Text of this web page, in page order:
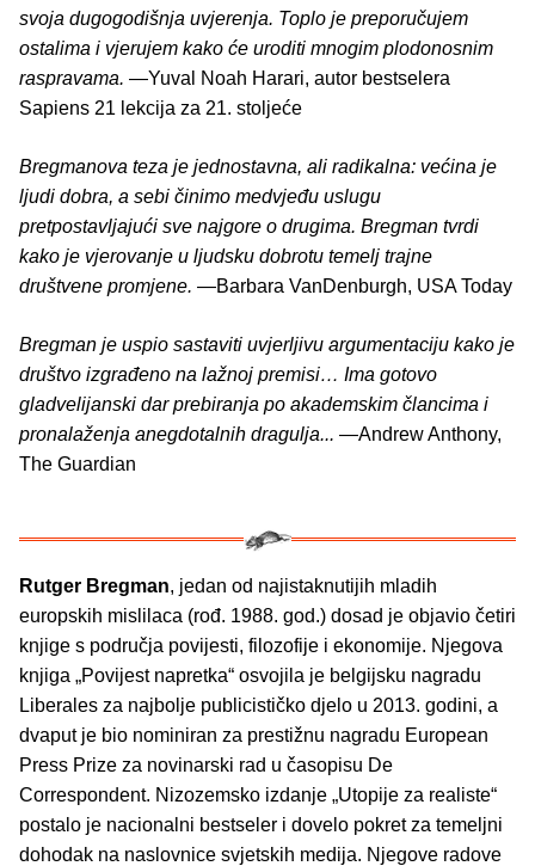
svoja dugogodišnja uvjerenja. Toplo je preporučujem
ostalima i vjerujem kako će uroditi mnogim plodonosnim
raspravama. ―Yuval Noah Harari, autor bestselera
Sapiens 21 lekcija za 21. stoljeće
Bregmanova teza je jednostavna, ali radikalna: većina je
ljudi dobra, a sebi činimo medvjeđu uslugu
pretpostavljajući sve najgore o drugima. Bregman tvrdi
kako je vjerovanje u ljudsku dobrotu temelj trajne
društvene promjene. ―Barbara VanDenburgh, USA Today
Bregman je uspio sastaviti uvjerljivu argumentaciju kako je
društvo izgrađeno na lažnoj premisi… Ima gotovo
gladvelijanski dar prebiranja po akademskim člancima i
pronalaženja anegdotalnih dragulja... ―Andrew Anthony,
The Guardian
Rutger Bregman, jedan od najistaknutijih mladih
europskih mislilaca (rođ. 1988. god.) dosad je objavio četiri
knjige s područja povijesti, filozofije i ekonomije. Njegova
knjiga „Povijest napretka“ osvojila je belgijsku nagradu
Liberales za najbolje publicističko djelo u 2013. godini, a
dvaput je bio nominiran za prestižnu nagradu European
Press Prize za novinarski rad u časopisu De
Correspondent. Nizozemsko izdanje „Utopije za realiste“
postalo je nacionalni bestseler i dovelo pokret za temeljni
dohodak na naslovnice svjetskih medija. Njegove radove